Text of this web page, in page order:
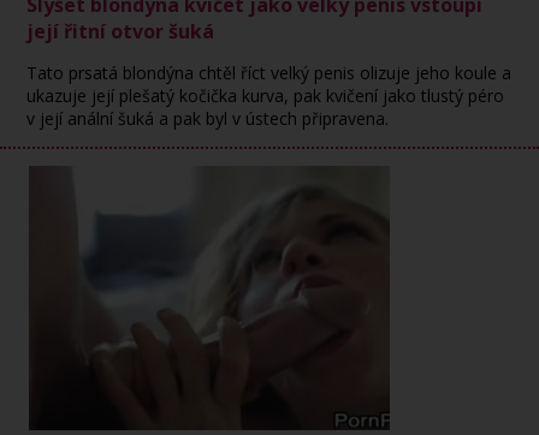
její řitní otvor šuká
Tato prsatá blondýna chtěl říct velký penis olizuje jeho koule a
ukazuje její plešatý kočička kurva, pak kvičení jako tlustý péro
v její anální šuká a pak byl v ústech připravena.